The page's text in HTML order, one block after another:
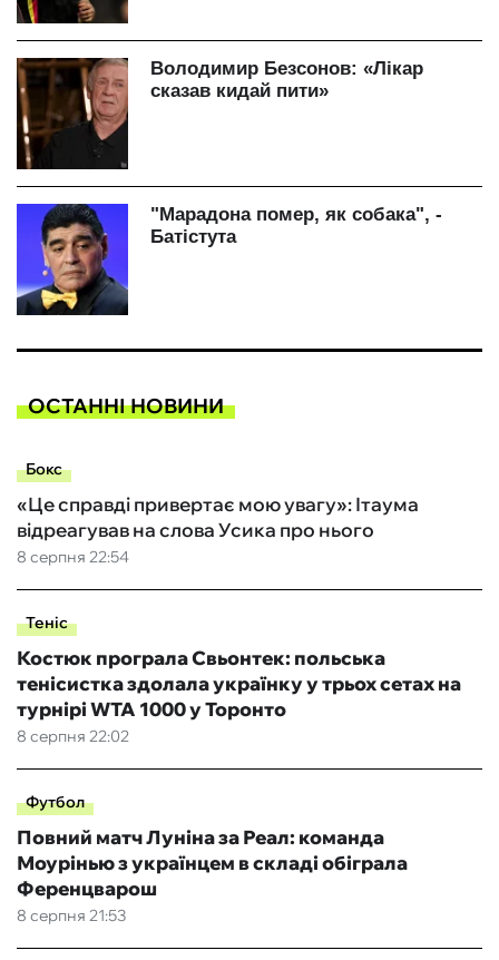
ОСТАННІ НОВИНИ
Бокс
8 серпня 22:54
«Це справді привертає мою увагу»: Ітаума
відреагував на слова Усика про нього
Теніс
8 серпня 22:02
Костюк програла Свьонтек: польська
тенісистка здолала українку у трьох сетах на
турнірі WTA 1000 у Торонто
Футбол
8 серпня 21:53
Повний матч Луніна за Реал: команда
Моурінью з українцем в складі обіграла
Ференцварош